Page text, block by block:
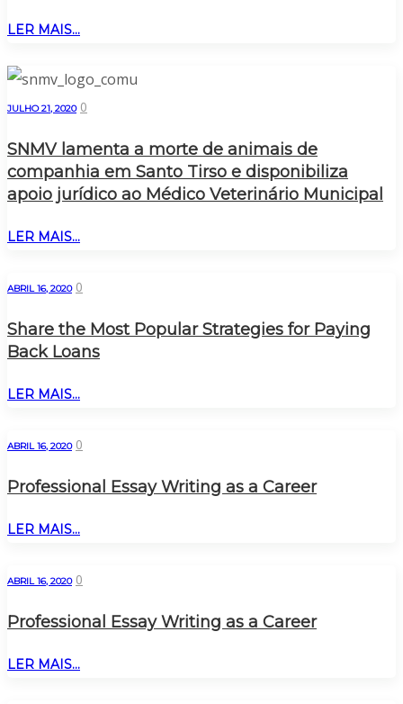
LER MAIS...
JULHO 21, 2020 0
SNMV lamenta a morte de animais de
companhia em Santo Tirso e disponibiliza
apoio jurídico ao Médico Veterinário Municipal
LER MAIS...
ABRIL 16, 2020 0
Share the Most Popular Strategies for Paying
Back Loans
LER MAIS...
ABRIL 16, 2020 0
Professional Essay Writing as a Career
LER MAIS...
ABRIL 16, 2020 0
Professional Essay Writing as a Career
LER MAIS...